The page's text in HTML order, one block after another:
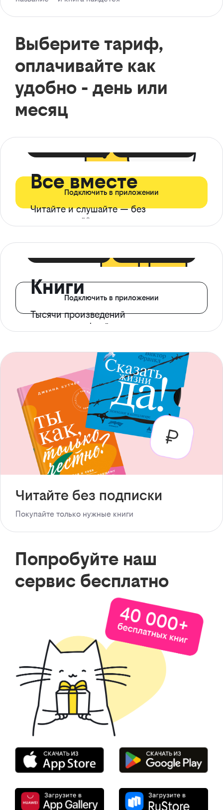
Выберите тариф,
оплачивайте как
удобно - день или
месяц
Все вместе
Читайте и слушайте — без
ограничений*
Подключить в приложении
Книги
Тысячи произведений
с доступом офлайн
Подключить в приложении
Читайте без подписки
Покупайте только нужные книги
Попробуйте наш
сервис бесплатно